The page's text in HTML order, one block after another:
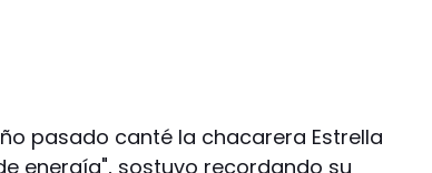
pasado canté la chacarera Estrella
energía", sostuvo recordando su